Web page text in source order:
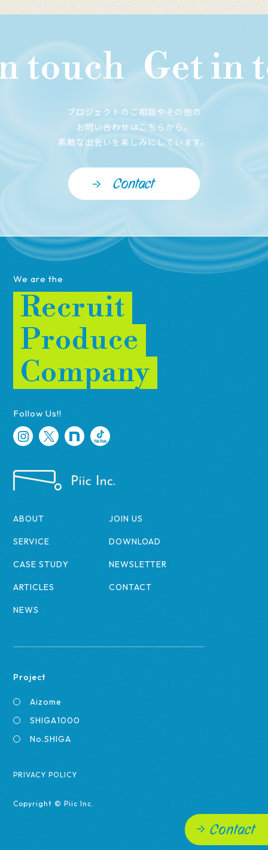
Contact
Get in
プロジェクトのご相談やその他の
お問い合わせはこちらから。
素敵な出会いを楽しみにしています。
Contact
We are the
Recruit
Produce
Company
Follow Us!!
ABOUT JOIN US
SERVICE DOWNLOAD
CASE STUDY NEWSLETTER
ARTICLES CONTACT
NEWS
Project
Aizome
SHIGA1000
No.SHIGA
PRIVACY POLICY
Copyright © Piic Inc.